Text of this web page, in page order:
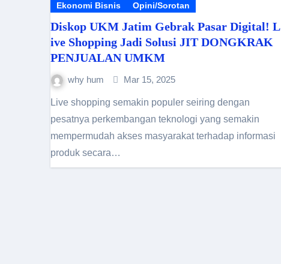
Ekonomi Bisnis Opini/Sorotan
Diskop UKM Jatim Gebrak Pasar Digital! L
ive Shopping Jadi Solusi JIT DONGKRAK
PENJUALAN UMKM
why hum Mar 15, 2025
Live shopping semakin populer seiring dengan
pesatnya perkembangan teknologi yang semakin
mempermudah akses masyarakat terhadap informasi
produk secara…